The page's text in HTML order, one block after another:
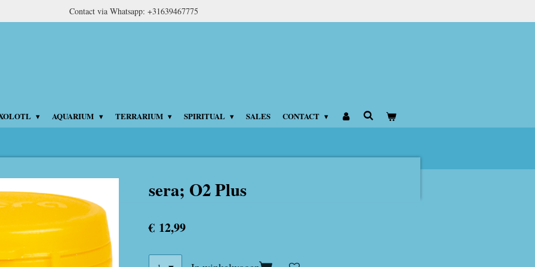
Contact via Whatsapp: +31639467775
AQUARIUM TERRARIUM SPIRITUAL SALES CONTACT
sera; O2 Plus
€ 12,99